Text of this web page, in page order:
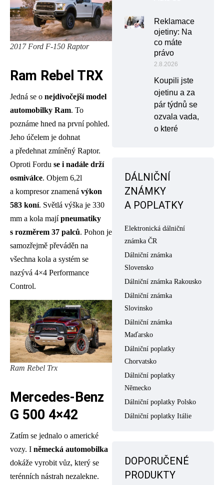
2017 Ford F-150 Raptor
Ram Rebel TRX
Jedná se o nejdivočejší model
automobilky Ram. To
poznáme hned na první pohled.
Jeho účelem je dohnat
a předehnat zmíněný Raptor.
Oproti Fordu se i nadále drží
osmiválce. Objem 6,2l
a kompresor znamená výkon
583 koní. Světlá výška je 330
mm a kola majípneumatiky
s rozměrem 37 palců. Pohon je
samozřejmě převáděn na
všechna kola a systém se
nazývá 4×4 Performance
Control.
Ram Rebel Trx
Mercedes-Benz
G 500 4×42
Zatím se jednalo o americké
vozy. I německá automobilka
dokáže vyrobit vůz, který se
terénních nástrah nezalekne.
Reklamace
ojetiny: Na
co máte
právo
2.8.2026
Koupili jste
ojetinu a za
pár týdnů se
ozvala vada,
o které
DÁLNIČNÍ
ZNÁMKY
A POPLATKY
Elektronická dálniční
známka ČR
Dálniční známka
Slovensko
Dálniční známka Rakousko
Dálniční známka
Slovinsko
Dálniční známka
Maďarsko
Dálniční poplatky
Chorvatsko
Dálniční poplatky
Německo
Dálniční poplatky Polsko
Dálniční poplatky Itálie
DOPORUČENÉ
PRODUKTY